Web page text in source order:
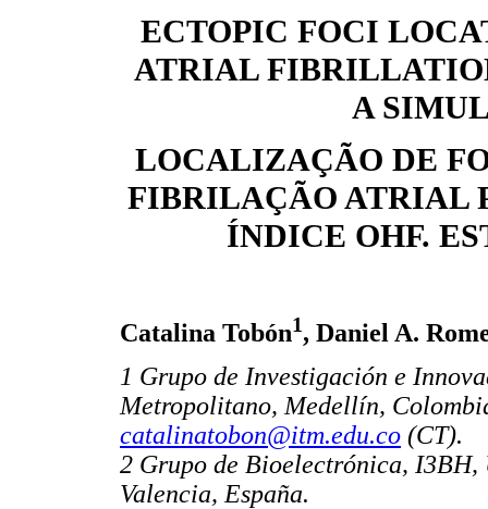
ECTOPIC FOCI
ATRIAL
A
LOCALIZAÇÃO DE
FIBRILAÇÃO ATRIAL
ÍNDICE OHF.
Catalina Tobón1, Daniel A.
1 Grupo de Investigación e
Metropolitano, Medellín,
catalinatobon@itm.edu.co (CT).
2 Grupo de Bioelectrónica,
Valencia, España.